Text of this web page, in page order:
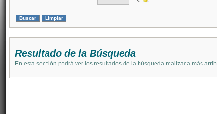
Resultado de la Búsqueda
En esta sección podrá ver los resultados de la búsqueda realizada más